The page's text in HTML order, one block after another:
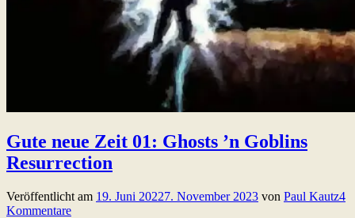
Gute neue Zeit 01: Ghosts ’n Goblins
Resurrection
Veröffentlicht am 19. Juni 20227. November 2023 von Paul Kautz4
Kommentare